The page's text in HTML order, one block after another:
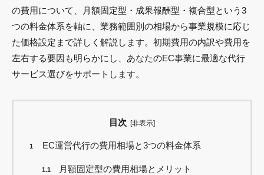
の費用について、月額固定型・成果報酬型・複合型という3
つの料金体系を軸に、業務範囲別の相場から事業規模に応じ
た価格設定まで詳しく解説します。初期費用の内訳や費用を
左右する要因も明らかにし、あなたのEC事業に最適な代行
サービス選びをサポートします。
目次 [非表示]
1 EC運営代行の費用相場と3つの料金体系
1.1 月額固定型の費用相場とメリット